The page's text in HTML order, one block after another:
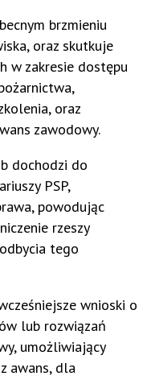
brzmieniu
oraz skutkuje
w zakresie dostępu
oraz
zawodowy.
dochodzi do
PSP,
powodując
rzeszy
tego
wnioski o
lub rozwiązań
umożliwiający
awans, dla